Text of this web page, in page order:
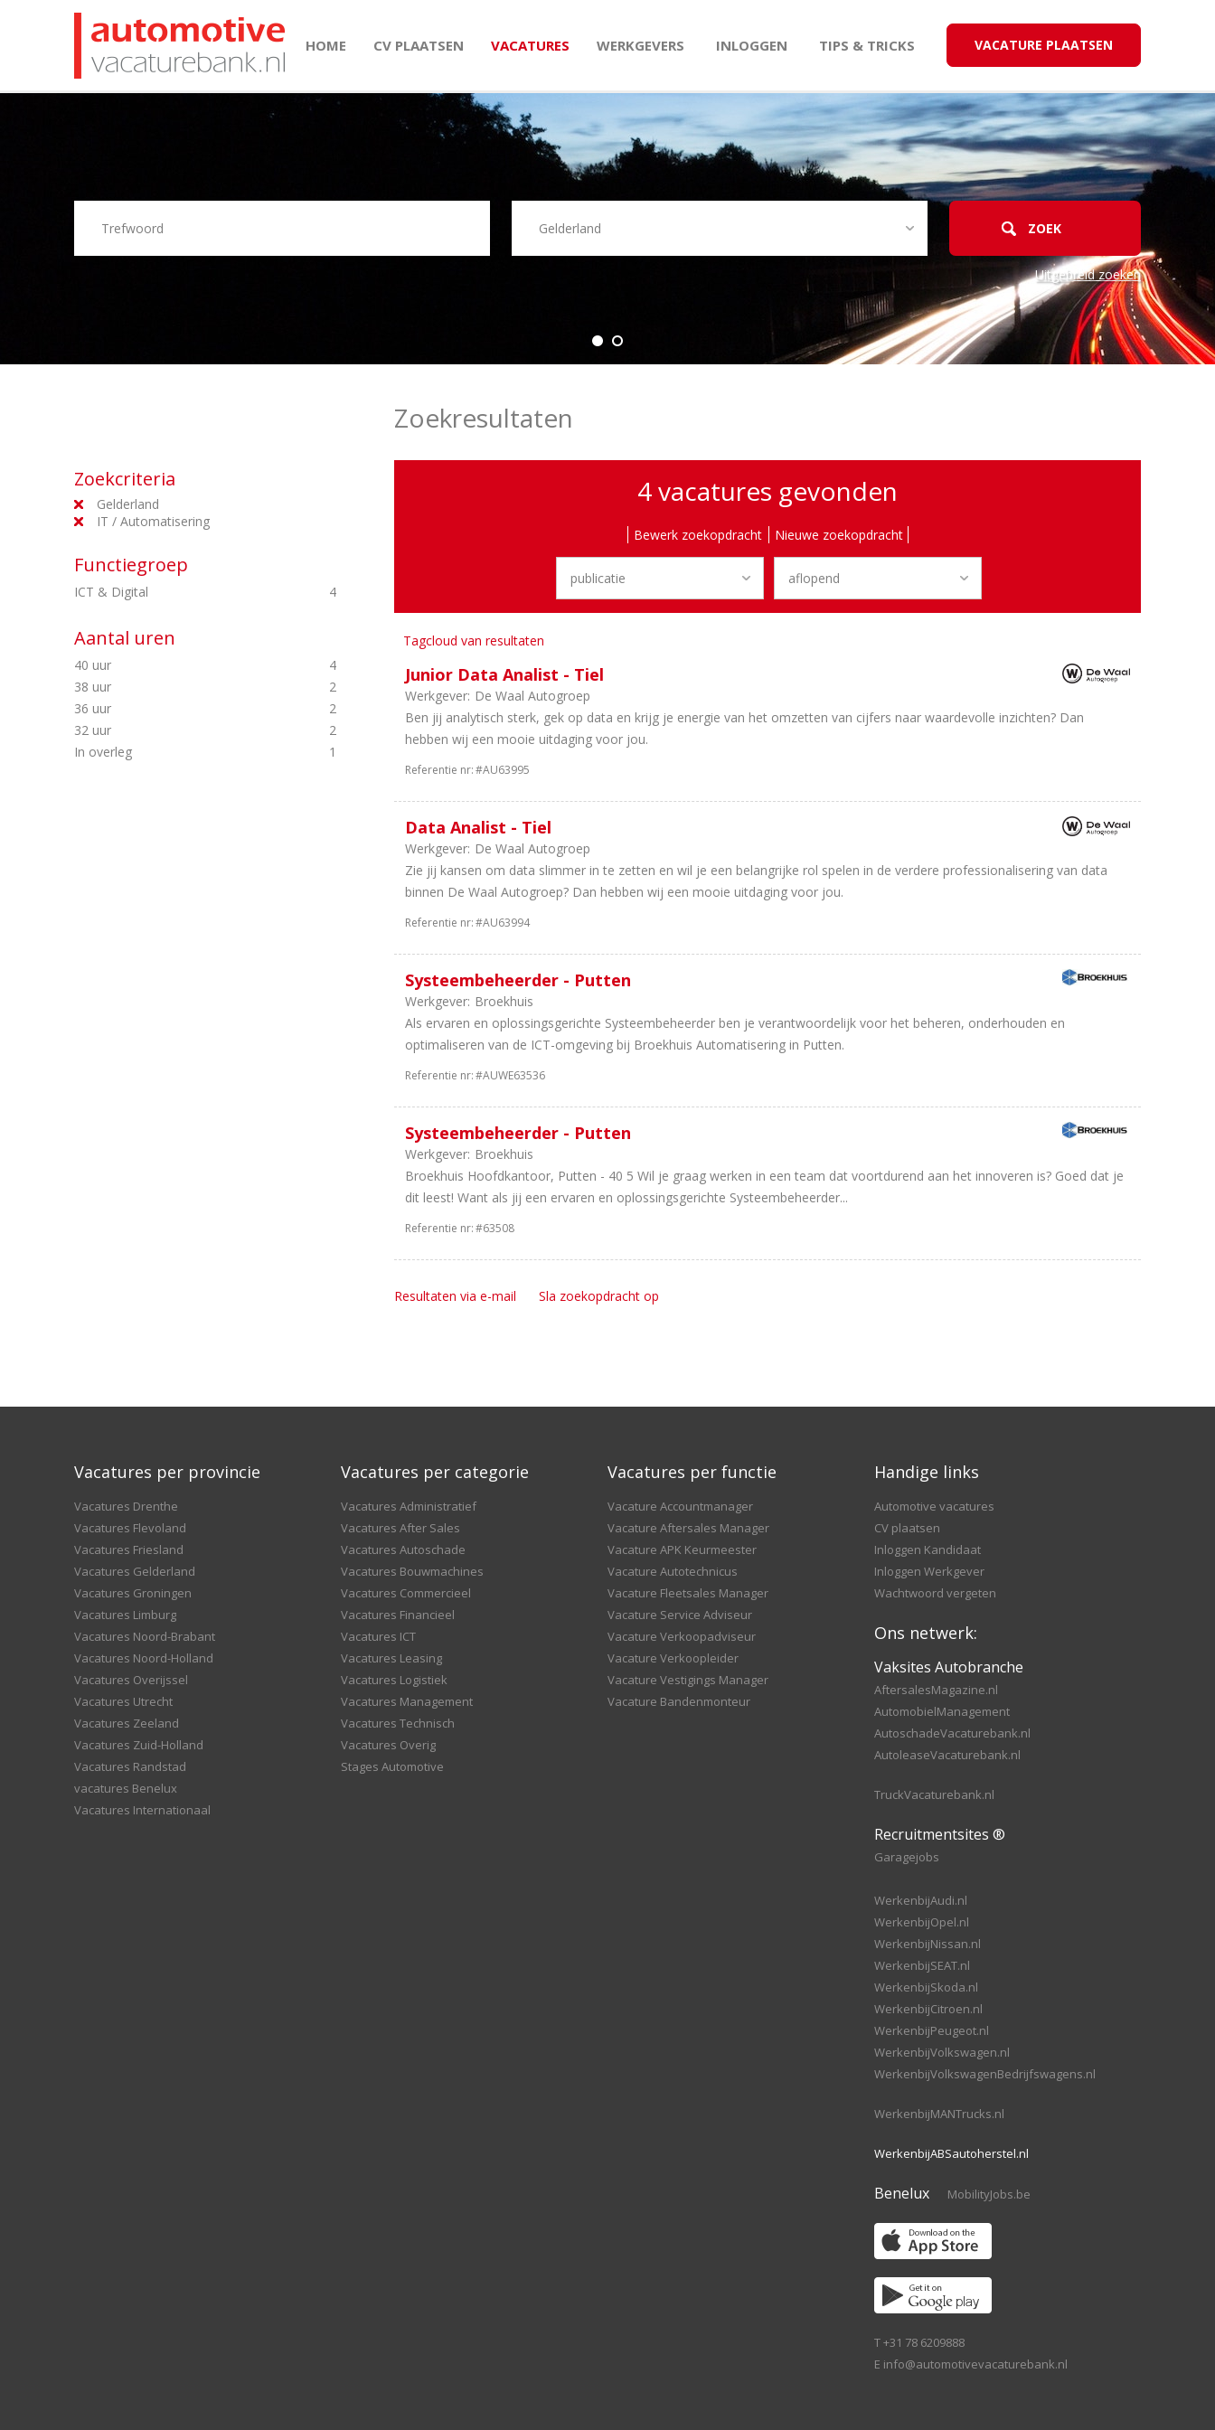
HOME CV PLAATSEN VACATURES WERKGEVERS INLOGGEN TIPS & TRICKS VACATURE PLAATSEN
Uitgebreid zoeken
Zoekcriteria
Gelderland
IT / Automatisering
Functiegroep
ICT & Digital 4
Aantal uren
40 uur
4
38 uur
2
36 uur
2
32 uur
2
In overleg
1
Zoekresultaten
4 vacatures gevonden
Bewerk zoekopdracht Nieuwe zoekopdracht
Tagcloud van resultaten
Junior Data Analist - Tiel
Werkgever: De Waal Autogroep
Ben jij analytisch sterk, gek op data en krijg je energie van het omzetten van cijfers naar waardevolle inzichten? Dan
hebben wij een mooie uitdaging voor jou.
Referentie nr:#AU63995
Data Analist - Tiel
Werkgever: De Waal Autogroep
Zie jij kansen om data slimmer in te zetten en wil je een belangrijke rol spelen in de verdere professionalisering van data
binnen De Waal Autogroep? Dan hebben wij een mooie uitdaging voor jou.
Referentie nr:#AU63994
Systeembeheerder - Putten
Werkgever: Broekhuis
Als ervaren en oplossingsgerichte Systeembeheerder ben je verantwoordelijk voor het beheren, onderhouden en
optimaliseren van de ICT-omgeving bij Broekhuis Automatisering in Putten.
Referentie nr:#AUWE63536
Systeembeheerder - Putten
Werkgever: Broekhuis
Broekhuis Hoofdkantoor, Putten - 40 5 Wil je graag werken in een team dat voortdurend aan het innoveren is? Goed dat je
dit leest! Want als jij een ervaren en oplossingsgerichte Systeembeheerder...
Referentie nr:#63508
Resultaten via e-mail Sla zoekopdracht op
Vacatures per provincie
Vacatures Drenthe
Vacatures Flevoland
Vacatures Friesland
Vacatures Gelderland
Vacatures Groningen
Vacatures Limburg
Vacatures Noord-Brabant
Vacatures Noord-Holland
Vacatures Overijssel
Vacatures Utrecht
Vacatures Zeeland
Vacatures Zuid-Holland
Vacatures Randstad
vacatures Benelux
Vacatures Internationaal
Vacatures per categorie
Vacatures Administratief
Vacatures After Sales
Vacatures Autoschade
Vacatures Bouwmachines
Vacatures Commercieel
Vacatures Financieel
Vacatures ICT
Vacatures Leasing
Vacatures Logistiek
Vacatures Management
Vacatures Technisch
Vacatures Overig
Stages Automotive
Vacatures per functie
Vacature Accountmanager
Vacature Aftersales Manager
Vacature APK Keurmeester
Vacature Autotechnicus
Vacature Fleetsales Manager
Vacature Service Adviseur
Vacature Verkoopadviseur
Vacature Verkoopleider
Vacature Vestigings Manager
Vacature Bandenmonteur
Handige links
Automotive vacatures
CV plaatsen
Inloggen Kandidaat
Inloggen Werkgever
Wachtwoord vergeten
Ons netwerk:
Vaksites Autobranche
AftersalesMagazine.nl
AutomobielManagement
AutoschadeVacaturebank.nl
AutoleaseVacaturebank.nl
TruckVacaturebank.nl
Recruitmentsites ®
Garagejobs
WerkenbijAudi.nl
WerkenbijOpel.nl
WerkenbijNissan.nl
WerkenbijSEAT.nl
WerkenbijSkoda.nl
WerkenbijCitroen.nl
WerkenbijPeugeot.nl
WerkenbijVolkswagen.nl
WerkenbijVolkswagenBedrijfswagens.nl
WerkenbijMANTrucks.nl
WerkenbijABSautoherstel.nl
Benelux MobilityJobs.be
T +31 78 6209888
E info@automotivevacaturebank.nl